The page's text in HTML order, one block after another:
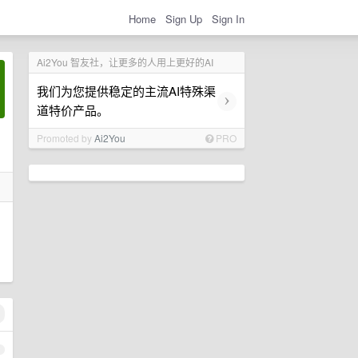
Home Sign Up Sign In
Ai2You 智友社，让更多的人用上更好的AI
我们为您提供稳定的主流AI特殊渠
道特价产品。
›
Promoted byAi2You PRO